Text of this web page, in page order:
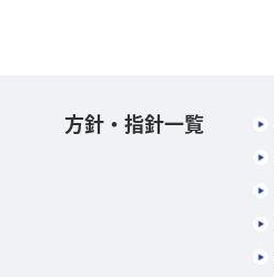
方針・指針一覧